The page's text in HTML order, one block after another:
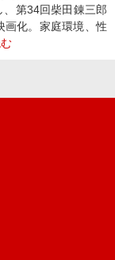
第34回柴田錬三郎
画化。家庭環境、性